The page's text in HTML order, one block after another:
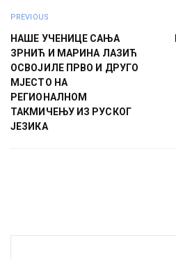
PREVIOUS
НАШЕ УЧЕНИЦЕ САЊА
ЗРНИЋ И МАРИНА ЛАЗИЋ
ОСВОЈИЛЕ ПРВО И ДРУГО
МЈЕСТО НА
РЕГИОНАЛНОМ
ТАКМИЧЕЊУ ИЗ РУСКОГ
ЈЕЗИКА